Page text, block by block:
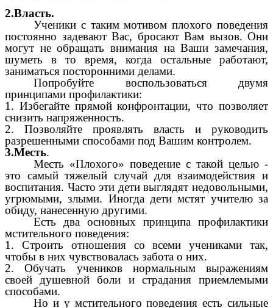
2.Власть.
Ученики с таким мотивом плохого поведения
постоянно задевают Вас, бросают Вам вызов. Они
могут не обращать внимания на Ваши замечания,
шуметь в то время, когда остальные работают,
заниматься посторонними делами.
Попробуйте воспользоваться двумя
принципами профилактики:
1. Избегайте прямой конфронтации, что позволяет
снизить напряженность.
2. Позволяйте проявлять власть и руководить
разрешенными способами под Вашим контролем.
3.Месть.
Месть «Плохого» поведение с такой целью -
это самый тяжелый случай для взаимодействия и
воспитания. Часто эти дети выглядят недовольными,
угрюмыми, злыми. Иногда дети мстят учителю за
обиду, нанесенную другими.
Есть два основных принципа профилактики
мстительного поведения:
1. Строить отношения со всеми учениками так,
чтобы в них чувствовалась забота о них.
2. Обучать учеников нормальным выражениям
своей душевной боли и страдания приемлемыми
способами.
Но и у мстительного поведения есть сильные